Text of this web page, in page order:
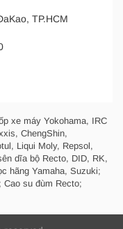
TP.HCM
xe máy Yokohama, IRC
ChengShin,
Liqui Moly, Repsol,
dĩa bộ Recto, DID, RK,
hãng Yamaha, Suzuki;
Cao su đùm Recto;